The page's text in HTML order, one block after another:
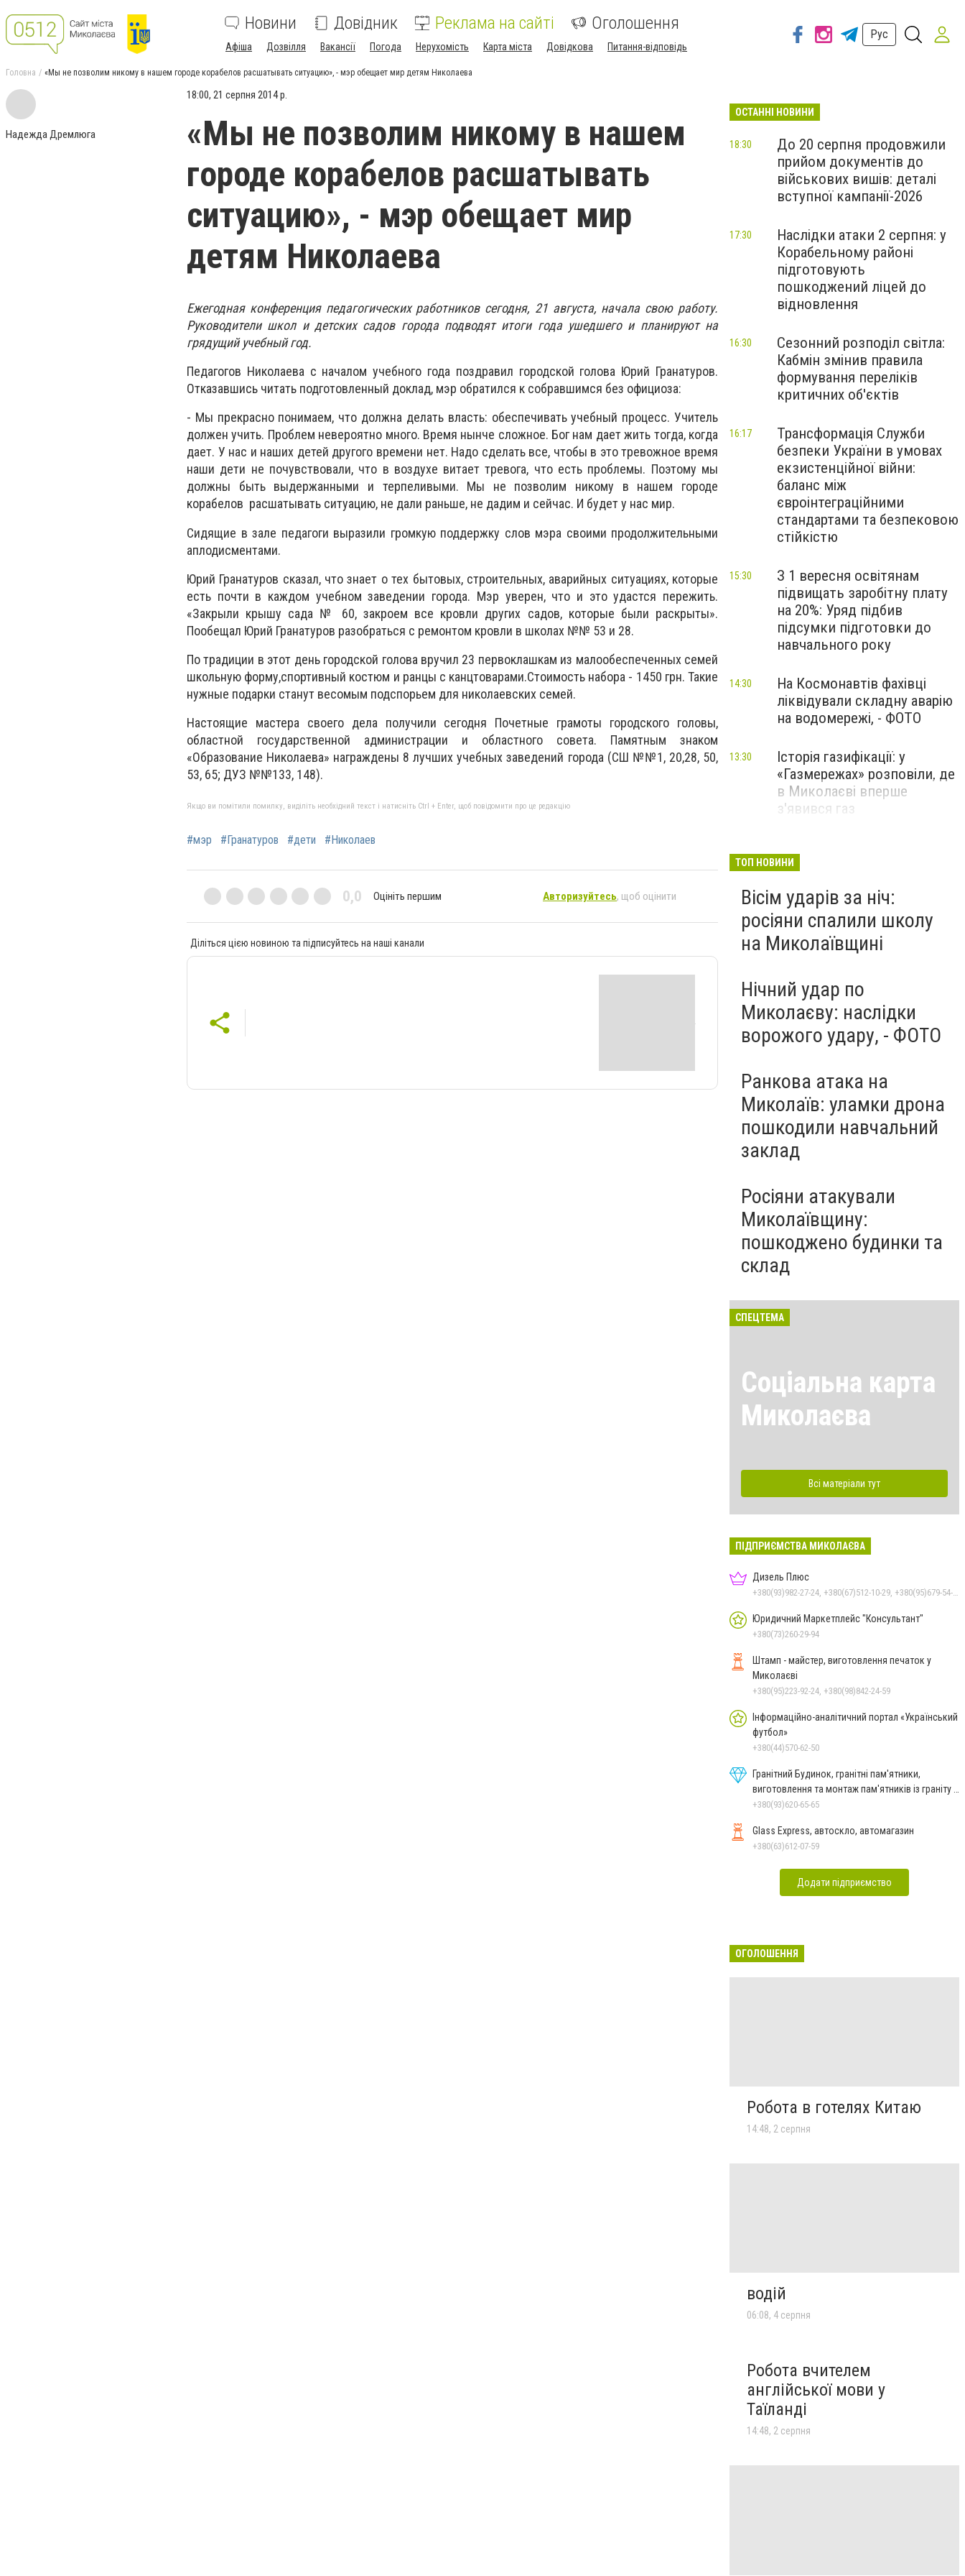
Новини Довідник Реклама на сайті Оголошення
Афіша Дозвілля Вакансії Погода Нерухомість Карта міста Довідкова Питання-відповідь
Рус
Головна «Мы не позволим никому в нашем городе корабелов расшатывать ситуацию», - мэр обещает мир детям Николаева
Надежда Дремлюга
18:00, 21 серпня 2014 р.
«Мы не позволим никому в нашем
городе корабелов расшатывать
ситуацию», - мэр обещает мир
детям Николаева
Ежегодная конференция педагогических работников сегодня, 21 августа, начала свою работу.
Руководители школ и детских садов города подводят итоги года ушедшего и планируют на
грядущий учебный год.
Педагогов Николаева с началом учебного года поздравил городской голова Юрий Гранатуров.
Отказавшись читать подготовленный доклад, мэр обратился к собравшимся без официоза:
- Мы прекрасно понимаем, что должна делать власть: обеспечивать учебный процесс. Учитель
должен учить. Проблем невероятно много. Время нынче сложное. Бог нам дает жить тогда, когда
дает. У нас и наших детей другого времени нет. Надо сделать все, чтобы в это тревожное время
наши дети не почувствовали, что в воздухе витает тревога, что есть проблемы. Поэтому мы
должны быть выдержанными и терпеливыми. Мы не позволим никому в нашем городе
корабелов расшатывать ситуацию, не дали раньше, не дадим и сейчас. И будет у нас мир.
Сидящие в зале педагоги выразили громкую поддержку слов мэра своими продолжительными
аплодисментами.
Юрий Гранатуров сказал, что знает о тех бытовых, строительных, аварийных ситуациях, которые
есть почти в каждом учебном заведении города. Мэр уверен, что и это удастся пережить.
«Закрыли крышу сада № 60, закроем все кровли других садов, которые были раскрыты».
Пообещал Юрий Гранатуров разобраться с ремонтом кровли в школах №№ 53 и 28.
По традиции в этот день городской голова вручил 23 первоклашкам из малообеспеченных семей
школьную форму,спортивный костюм и ранцы с канцтоварами.Стоимость набора - 1450 грн. Такие
нужные подарки станут весомым подспорьем для николаевских семей.
Настоящие мастера своего дела получили сегодня Почетные грамоты городского головы,
областной государственной администрации и областного совета. Памятным знаком
«Образование Николаева» награждены 8 лучших учебных заведений города (СШ №№1, 20,28, 50,
53, 65; ДУЗ №№133, 148).
Якщо ви помітили помилку, виділіть необхідний текст і натисніть Ctrl + Enter, щоб повідомити про це редакцію
#мэр #Гранатуров #дети #Николаев
0,0 Оцініть першим Авторизуйтесь, щоб оцінити
Діліться цією новиною та підписуйтесь на наші канали
ОСТАННІ НОВИНИ
До 20 серпня продовжили
прийом документів до
військових вишів: деталі
вступної кампанії-2026
18:30
Наслідки атаки 2 серпня: у
Корабельному районі
підготовують
пошкоджений ліцей до
відновлення
17:30
Сезонний розподіл світла:
Кабмін змінив правила
формування переліків
критичних об'єктів
16:30
Трансформація Служби
безпеки України в умовах
екзистенційної війни:
баланс між
євроінтеграційними
стандартами та безпековою
стійкістю
16:17
З 1 вересня освітянам
підвищать заробітну плату
на 20%: Уряд підбив
підсумки підготовки до
навчального року
15:30
На Космонавтів фахівці
ліквідували складну аварію
на водомережі, - ФОТО
14:30
Історія газифікації: у
«Газмережах» розповіли, де
в Миколаєві вперше
з'явився газ
13:30
Миколаєві 2026: шукаємо
перезавантаження
ПАРТНЕРСЬКИЙ СПЕЦПРОЄКТ
ТОП НОВИНИ
Вісім ударів за ніч:
росіяни спалили школу
на Миколаївщині
Нічний удар по
Миколаєву: наслідки
ворожого удару, - ФОТО
Ранкова атака на
Миколаїв: уламки дрона
пошкодили навчальний
заклад
Росіяни атакували
Миколаївщину:
пошкоджено будинки та
склад
СПЕЦТЕМА
Соціальна карта
Миколаєва
Всі матеріали тут
ПІДПРИЄМСТВА МИКОЛАЄВА
Дизель Плюс
Юридичний Маркетплейс "Консультант"
+380(73)260-29-94
Штамп - майстер, виготовлення печаток у
Миколаєві
+380(95)223-92-24, +380(98)842-24-59
Інформаційно-аналітичний портал «Український
футбол»
+380(44)570-62-50
Гранітний Будинок, гранітні пам'ятники,
виготовлення та монтаж пам'ятників із граніту в
Миколаєві
+380(93)620-65-65
Glass Express, автоскло, автомагазин
+380(63)612-07-59
Додати підприємство
ОГОЛОШЕННЯ
Робота в готелях Китаю
14:48, 2 серпня
водій
06:08, 4 серпня
Робота вчителем
англійської мови у
Таїланді
14:48, 2 серпня